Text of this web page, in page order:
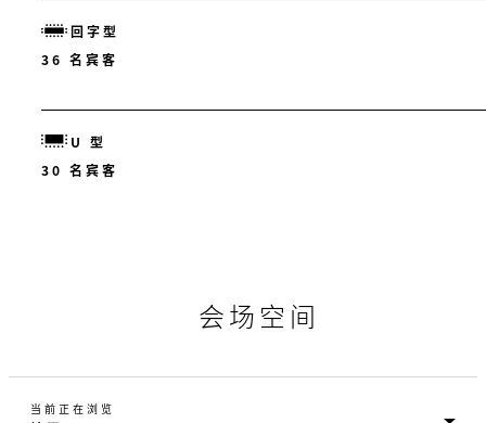
回字型
36 名宾客
U 型
30 名宾客
会场空间
当前正在浏览